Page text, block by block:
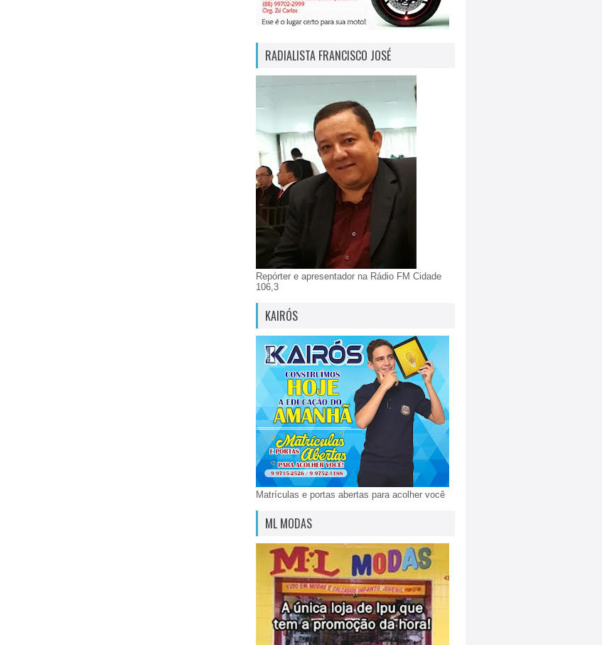
RADIALISTA FRANCISCO JOSÉ
Repórter e apresentador na Rádio FM Cidade
106,3
KAIRÓS
Matrículas e portas abertas para acolher você
ML MODAS